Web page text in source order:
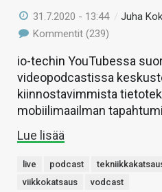
31.7.2020 - 13:44 /Juha
Kommentit (239)
io-techin YouTubessa
videopodcastissa
kiinnostavimmista
mobiilimaailman
Lue lisää
live podcast
viikkokatsaus
vodcast